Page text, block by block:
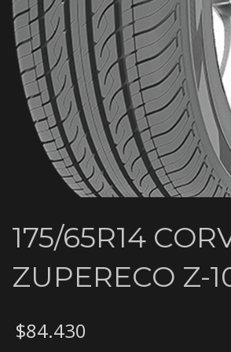
175/65R14
ZUPERECO Z-
$84.430